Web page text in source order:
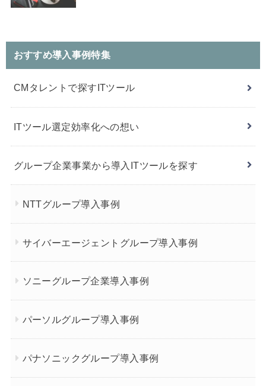
おすすめ導入事例特集
CMタレントで探すITツール
ITツール選定効率化への想い
グループ企業事業から導入ITツールを探す
NTTグループ導入事例
サイバーエージェントグループ導入事例
ソニーグループ企業導入事例
パーソルグループ導入事例
パナソニックグループ導入事例